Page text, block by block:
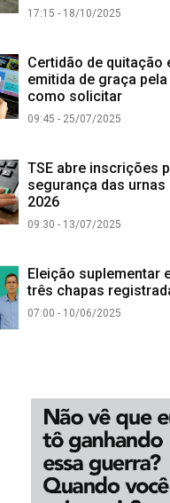
17:15 - 18/10/2025
Certidão de quitação
emitida de graça
como solicitar
09:45 - 25/07/2025
TSE abre inscrições
segurança das
2026
09:30 - 13/07/2025
Eleição suplementar
três chapas
07:00 - 10/06/2025